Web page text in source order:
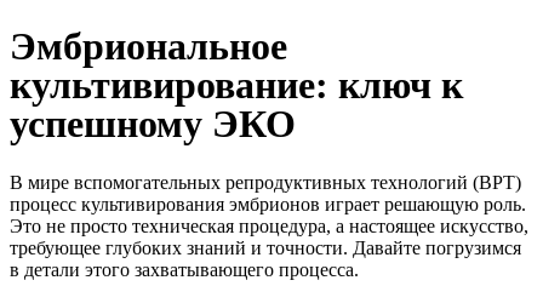
Эмбриональное
культивирование: ключ к
успешному ЭКО
В мире вспомогательных репродуктивных технологий (ВРТ)
процесс культивирования эмбрионов играет решающую роль.
Это не просто техническая процедура, а настоящее искусство,
требующее глубоких знаний и точности. Давайте погрузимся
в детали этого захватывающего процесса.